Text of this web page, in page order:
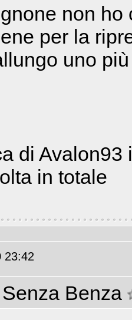
non
per la
uno
di Avalon93
in totale
23:42
Benza